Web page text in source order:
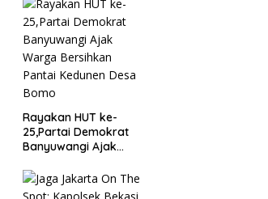
Rayakan HUT ke-
25,Partai Demokrat
Banyuwangi Ajak
Pantai Kedunen Desa
Bomo